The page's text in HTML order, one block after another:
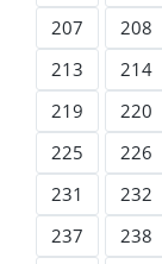
207
208
213
214
219
220
225
226
231
232
237
238